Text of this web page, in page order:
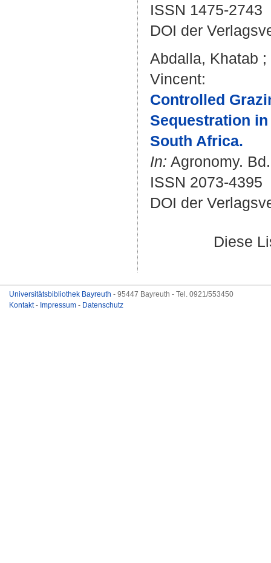
ISSN 1475-2743
DOI der
Abdalla, Khatab ;
Vincent:
Controlled
Sequestration
South Africa.
In: Agronomy.
ISSN 2073-4395
DOI der
Diese
Universitätsbibliothek Bayreuth - 95447 Bayreuth - Tel. 0921/553450
Kontakt- Impressum - Datenschutz